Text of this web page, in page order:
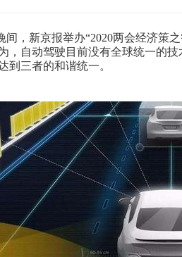
，新京报举办“2020两会经济策
，自动驾驶目前没有全球统一的
到三者的和谐统一。